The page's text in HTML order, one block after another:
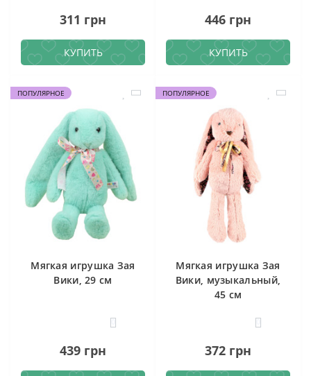
311 грн
КУПИТЬ
446 грн
КУПИТЬ
ПОПУЛЯРНОЕ
Мягкая игрушка Зая
Вики, 29 см
0
439 грн
ПОПУЛЯРНОЕ
Мягкая игрушка Зая
Вики, музыкальный,
45 см
0
372 грн